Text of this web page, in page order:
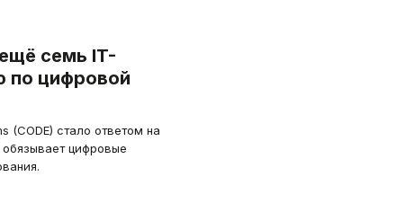
семь IT-
по цифровой
(CODE) стало ответом на
цифровые